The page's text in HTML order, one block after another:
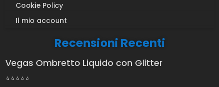
Cookie Policy
Il mio account
Recensioni Recenti
Vegas Ombretto Liquido con Glitter
⭐⭐⭐⭐⭐